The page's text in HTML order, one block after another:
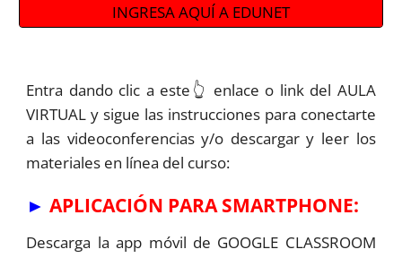
INGRESA AQUÍ A EDUNET
Entra dando clic a este👆 enlace o link del AULA
VIRTUAL y sigue las instrucciones para conectarte
a las videoconferencias y/o descargar y leer los
materiales en línea del curso:
►APLICACIÓN PARA SMARTPHONE:
Descarga la app móvil de GOOGLE CLASSROOM